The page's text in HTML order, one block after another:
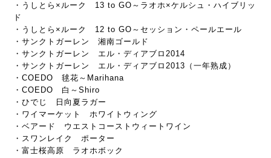
・うしとら×ルーク 13 to GO～ラオホ×ケルシュ・ハイブリッ
ド
・うしとら×ルーク 12 to GO～セッション・ペールエール
・サンクトガーレン 湘南ゴールド
・サンクトガーレン エル・ディアブロ2014
・サンクトガーレン エル・ディアブロ2013（一年熟成）
・COEDO 毬花～Marihana
・COEDO 白～Shiro
・ひでじ 日向夏ラガー
・ワイマーケット ホワイトウィング
・ベアード ウエストコーストウィートワイン
・スワンレイク ポーター
・富士桜高原 ラオホボック